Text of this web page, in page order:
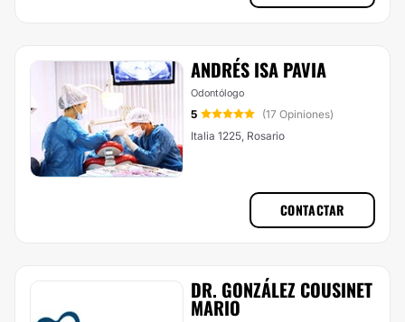
ANDRÉS ISA PAVIA
Odontólogo
5
(17 Opiniones)
Italia 1225, Rosario
CONTACTAR
DR. GONZÁLEZ COUSINET
MARIO